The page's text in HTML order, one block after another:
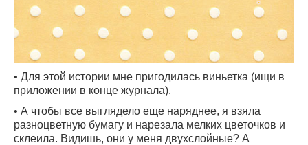
• Для этой истории мне пригодилась виньетка (ищи в
приложении в конце журнала).
• А чтобы все выглядело еще наряднее, я взяла
разноцветную бумагу и нарезала мелких цветочков и
склеила. Видишь, они у меня двухслойные? А